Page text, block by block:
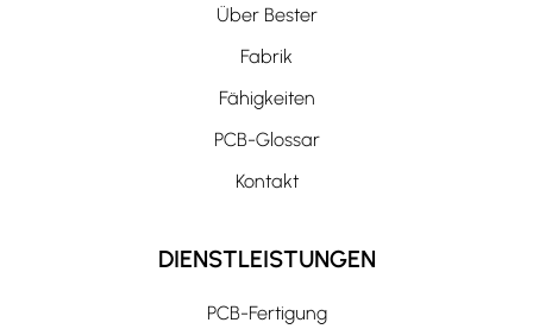
Über Bester
Fabrik
Fähigkeiten
PCB-Glossar
Kontakt
DIENSTLEISTUNGEN
PCB-Fertigung